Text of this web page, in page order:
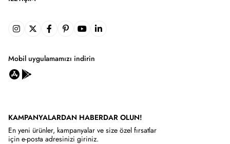
Mobil uygulamamızı indirin
KAMPANYALARDAN HABERDAR OLUN!
En yeni ürünler, kampanyalar ve size özel fırsatlar
için e-posta adresinizi giriniz.